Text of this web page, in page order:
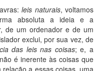
leis naturais, voltamos
absoluta a ideia e a
de um ordenador e de um
exclui, por sua vez, de
das leis nas coisas; e, a
é inerente às coisas que
a essas coisas, uma